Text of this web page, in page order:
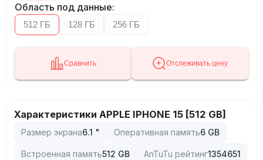
Область под данные:
512 ГБ 128 ГБ 256 ГБ
Сравнить Отслеживать цену
Характеристики APPLE IPHONE 15 [512 GB]
Размер экрана6.1 " Оперативная память6 GB
Встроенная память512 GB AnTuTu рейтинг1354651